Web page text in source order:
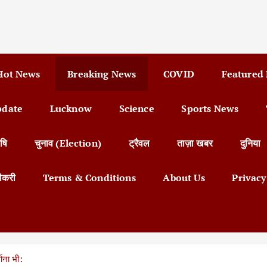
News Breaking News COVID Featured
Lucknow Science Sports News
चुनाव (Election) ट्रैवल ताज़ा खबर दुनिया
Terms & Conditions About Us
भी: